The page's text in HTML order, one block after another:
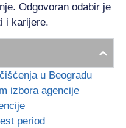
Odgovoran odabir je
i karijere.
u Beogradu
izbora agencije
period